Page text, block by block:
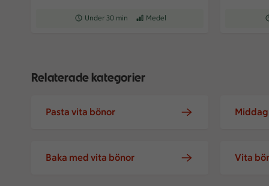
Receptet tar Under 30 min att tillaga
Under 30 min Receptet har Medel svårighetsgrad
Medel
Relaterade kategorier
Pasta vita bönor
Baka med vita bönor Vita